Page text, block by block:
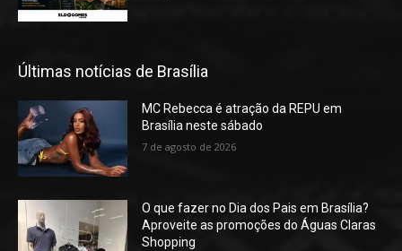
Últimas notícias de Brasília
MC Rebecca é atração da REPU em
Brasília neste sábado
7 de agosto de 2026
O que fazer no Dia dos Pais em Brasília?
Aproveite as promoções do Águas Claras
Shopping